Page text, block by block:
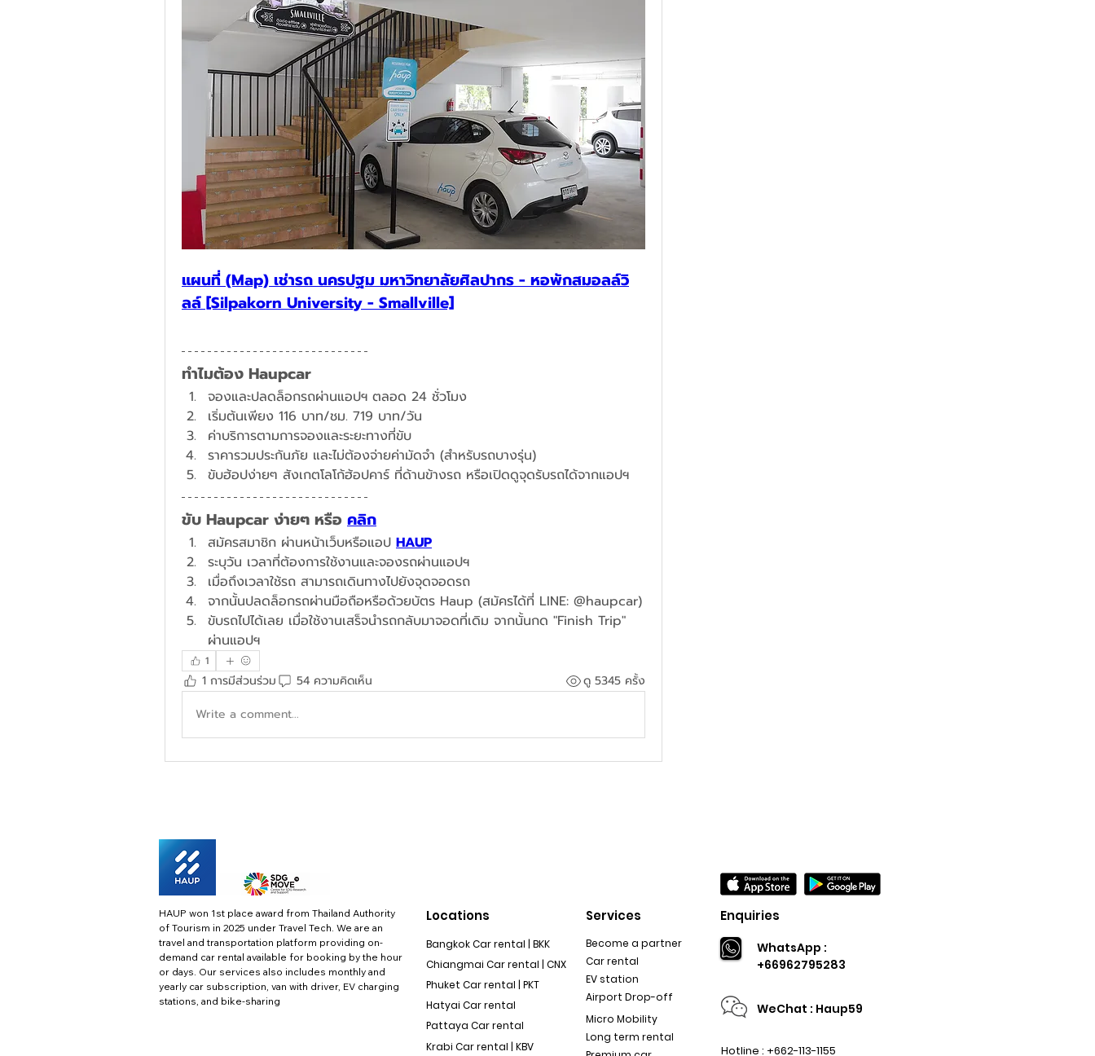
แผนที่ (Map) เช่ารถ นครปฐม มหาวิทยาลัยศิลปากร - หอพักสมอลล์วิ
ลล์ [Silpakorn University - Smallville]
ทำไมต้อง Haupcar
จองและปลดล็อกรถผ่านแอปฯ ตลอด 24 ชั่วโมง
​เริ่มต้นเพียง 116 บาท/ชม. 719 บาท/วัน
ค่าบริการตามการจองและระยะทางที่ขับ
ราคารวมประกันภัย และไม่ต้องจ่ายค่ามัดจำ (สำหรับรถบางรุ่น)
ขับฮ้อปง่ายๆ สังเกตโลโก้ฮ้อปคาร์ ที่ด้านข้างรถ หรือเปิดดูจุดรับรถได้จากแอปฯ
ขับ Haupcar ง่ายๆ หรือ คลิก
สมัครสมาชิก ผ่านหน้าเว็บหรือแอป HAUP
ระบุวัน เวลาที่ต้องการใช้งานและจองรถผ่านแอปฯ​
เมื่อถึงเวลาใช้รถ สามารถเดินทางไปยังจุดจอดรถ
จากนั้นปลดล็อกรถผ่านมือถือหรือด้วยบัตร Haup (สมัครได้ที่ LINE: @haupcar)
ขับรถไปได้เลย เมื่อใช้งานเสร็จนำรถกลับมาจอดที่เดิม จากนั้นกด "Finish Trip"
ผ่านแอปฯ
1
1 การมีส่วนร่วม 54 ความคิดเห็น
ดู 5345 ครั้ง
Write a comment...
HAUP won 1st place award from Thailand Authority
of Tourism in 2025 under Travel Tech. We are an
travel and transportation platform providing on-
demand car rental available for booking by the hour
or days. Our services also includes monthly and
yearly car subscription, van with driver, EV charging
stations, and bike-sharing
Locations
Bangkok Car rental | BKK
Chiangmai Car rental | CNX
Phuket Car rental | PKT
Hatyai Car rental
Pattaya Car rental
Krabi Car rental | KBV
Services
Become a partner
Car rental
EV station
Airport Drop-off
Micro Mobility
Long term rental
Enquiries
WhatsApp :
+66962795283
WeChat : Haup59
Hotline : +662-113-1155